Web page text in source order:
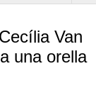
Van
una orella